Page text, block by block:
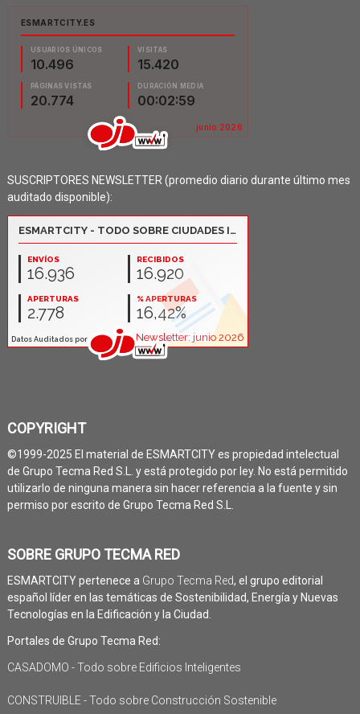
SUSCRIPTORES NEWSLETTER (promedio diario durante último mes
auditado disponible):
COPYRIGHT
©1999-2025 El material de ESMARTCITY es propiedad intelectual
de Grupo Tecma Red S.L. y está protegido por ley. No está permitido
utilizarlo de ninguna manera sin hacer referencia a la fuente y sin
permiso por escrito de Grupo Tecma Red S.L.
SOBRE GRUPO TECMA RED
ESMARTCITY pertenece a Grupo Tecma Red, el grupo editorial
español líder en las temáticas de Sostenibilidad, Energía y Nuevas
Tecnologías en la Edificación y la Ciudad.
Portales de Grupo Tecma Red:
CASADOMO - Todo sobre Edificios Inteligentes
CONSTRUIBLE - Todo sobre Construcción Sostenible